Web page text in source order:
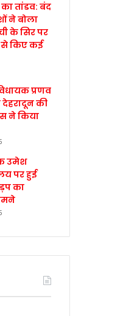
तांडव: बंद
ने बोला
के सिर पर
से किए कई
प्रणव
की
ने किया
उमेश
पर हुई
का